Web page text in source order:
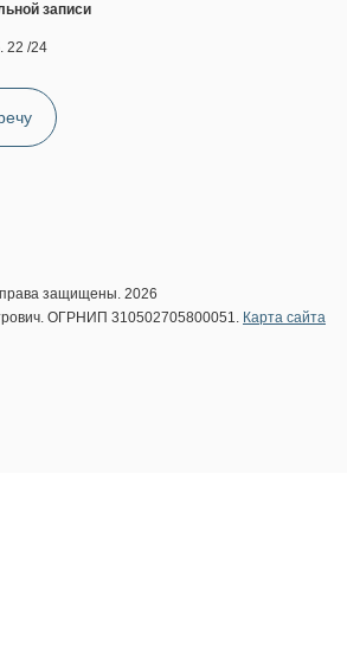
записи
22 /24
права защищены. 2026
ОГРНИП 310502705800051. Карта сайта